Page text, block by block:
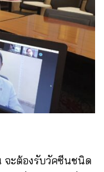
จะต้องรับวัคซีนชนิด